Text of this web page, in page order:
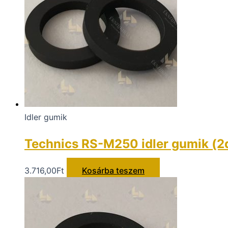
Idler gumik
Technics RS-M250 idler gumik
3.716,00Ft Kosárba teszem